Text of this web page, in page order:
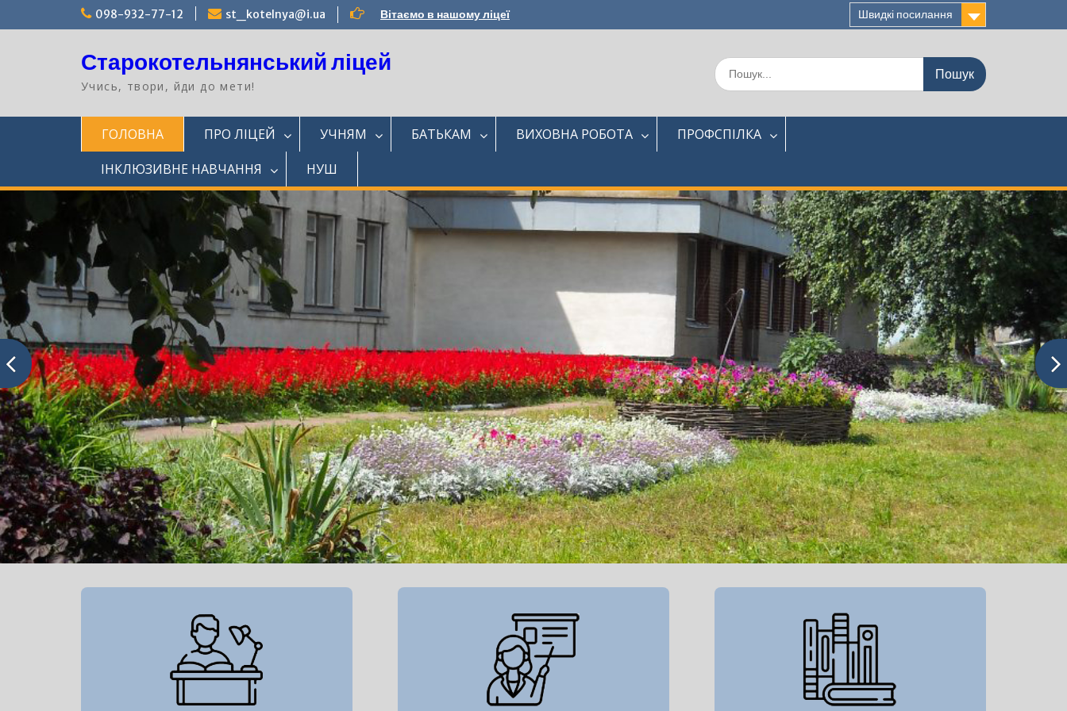
098-932-77-12 st_kotelnya@i.ua Вітаємо в нашому ліцеї Швидкі посилання
Старокотельнянський ліцей
Учись, твори, йди до мети!
Шукати:
ГОЛОВНА ПРО ЛІЦЕЙ УЧНЯМ БАТЬКАМ ВИХОВНА РОБОТА
ПРОФСПІЛКА
ІНКЛЮЗИВНЕ НАВЧАННЯ
НУШ